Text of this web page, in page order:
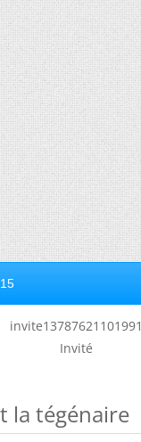
invite13787621101991
Invité
la tégénaire